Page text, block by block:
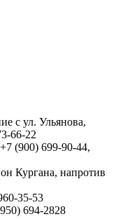
с ул. Ульянова,
66-22
(900) 699-90-44,
Кургана, напротив
35-53
694-2828